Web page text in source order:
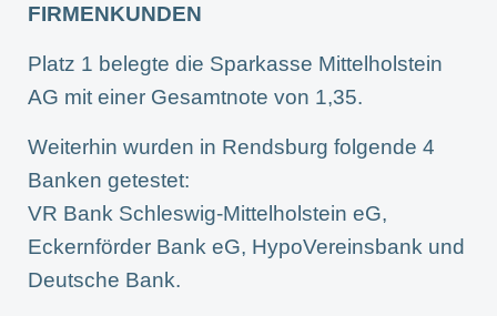
FIRMENKUNDEN
Platz 1 belegte die Sparkasse Mittelholstein
AG mit einer Gesamtnote von 1,35.
Weiterhin wurden in Rendsburg folgende 4
Banken getestet:
VR Bank Schleswig-Mittelholstein eG,
Eckernförder Bank eG, HypoVereinsbank und
Deutsche Bank.